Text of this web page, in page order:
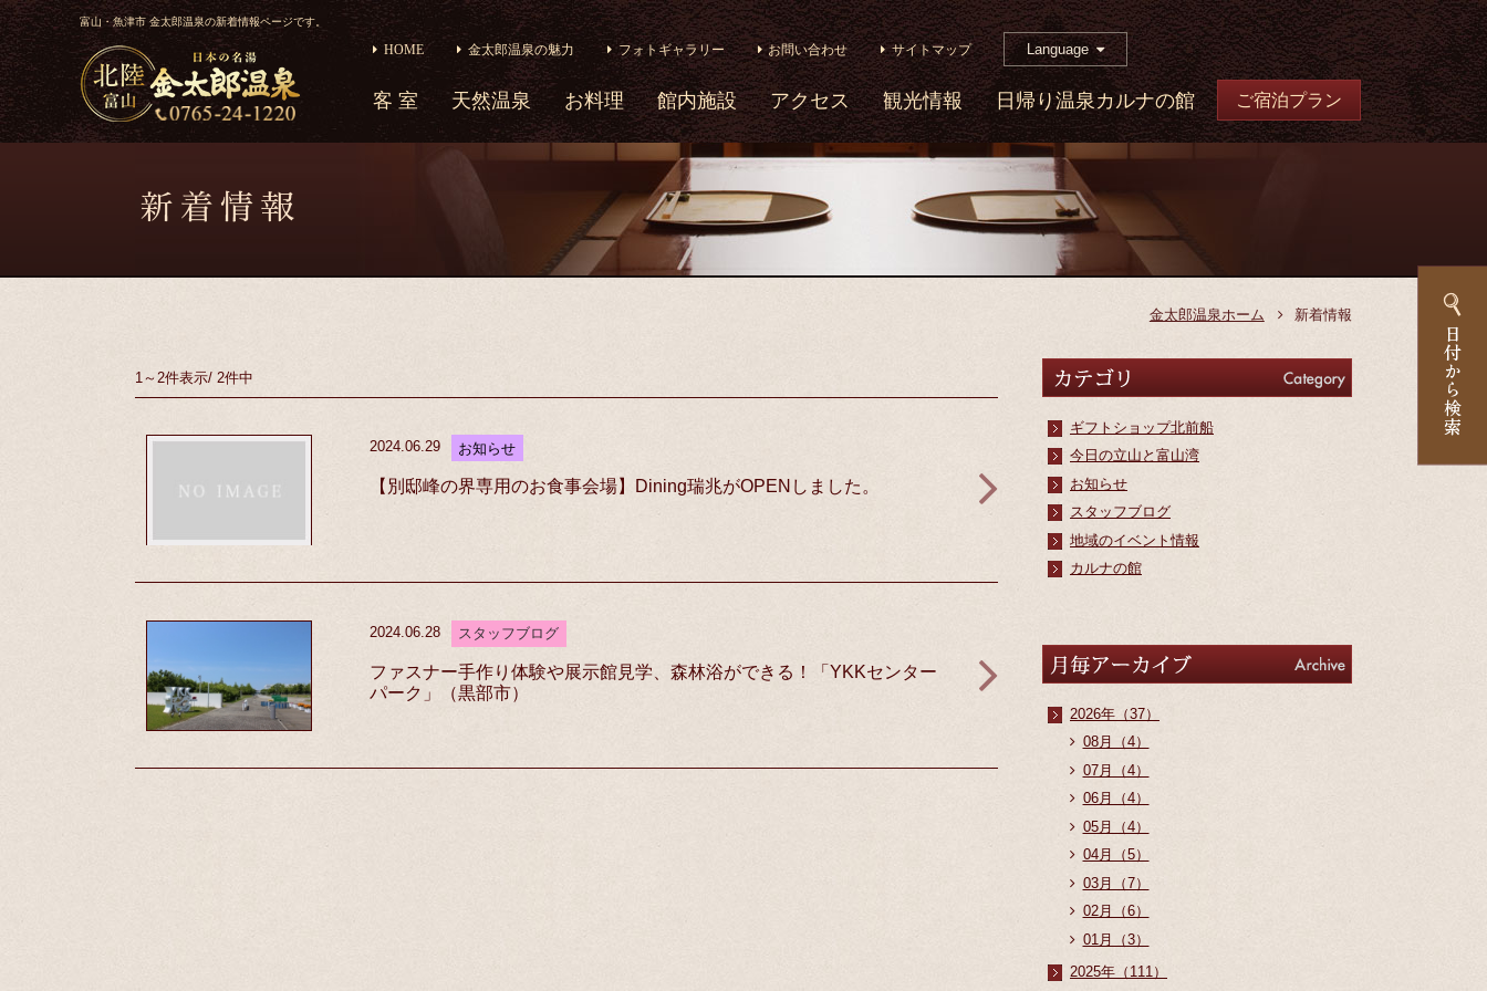
富山・魚津市 金太郎温泉の新着情報ページです。
HOME 金太郎温泉の魅力 フォトギャラリー お問い合わせ サイトマップ Language
客 室 天然温泉 お料理 館内施設 アクセス 観光情報 日帰り温泉カルナの館 ご宿泊プラン
金太郎温泉ホーム 新着情報
1～2件表示/ 2件中
2024.06.29 お知らせ
【別邸峰の界専用のお食事会場】Dining瑞兆がOPENしました。
2024.06.28 スタッフブログ
ファスナー手作り体験や展示館見学、森林浴ができる！「YKKセンター
パーク」（黒部市）
ギフトショップ北前船
今日の立山と富山湾
お知らせ
スタッフブログ
地域のイベント情報
カルナの館
2026年（37）
08月（4）
07月（4）
06月（4）
05月（4）
04月（5）
03月（7）
02月（6）
01月（3）
2025年（111）